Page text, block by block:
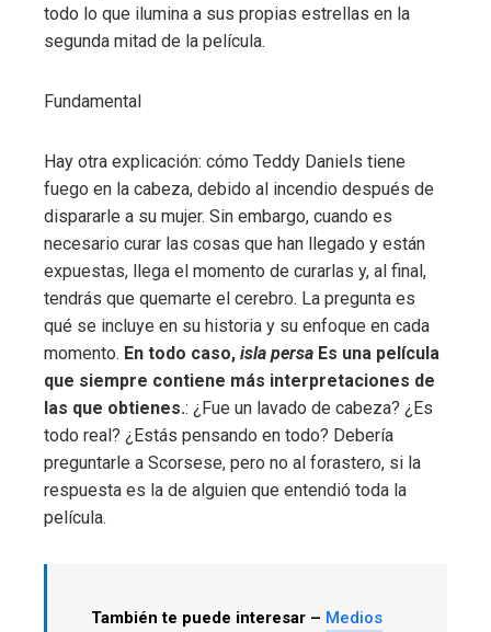
todo lo que ilumina a sus propias estrellas en la
segunda mitad de la película.
Fundamental
Hay otra explicación: cómo Teddy Daniels tiene
fuego en la cabeza, debido al incendio después de
dispararle a su mujer. Sin embargo, cuando es
necesario curar las cosas que han llegado y están
expuestas, llega el momento de curarlas y, al final,
tendrás que quemarte el cerebro. La pregunta es
qué se incluye en su historia y su enfoque en cada
momento. En todo caso, isla persa Es una película
que siempre contiene más interpretaciones de
las que obtienes.: ¿Fue un lavado de cabeza? ¿Es
todo real? ¿Estás pensando en todo? Debería
preguntarle a Scorsese, pero no al forastero, si la
respuesta es la de alguien que entendió toda la
película.
También te puede interesar – Medios